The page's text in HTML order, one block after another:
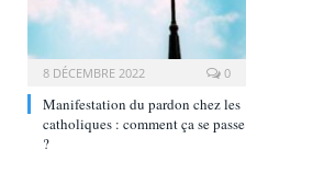
8 DÉCEMBRE 2022 0
Manifestation du pardon chez les
catholiques : comment ça se passe
?